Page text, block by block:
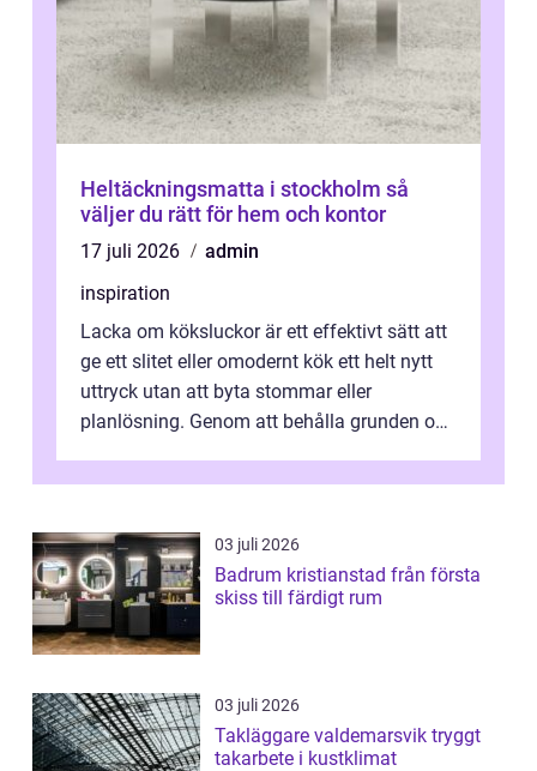
Heltäckningsmatta i stockholm så
väljer du rätt för hem och kontor
17 juli 2026
admin
inspiration
Lacka om köksluckor är ett effektivt sätt att
ge ett slitet eller omodernt kök ett helt nytt
uttryck utan att byta stommar eller
planlösning. Genom att behålla grunden och
03 juli 2026
Badrum kristianstad från första
skiss till färdigt rum
03 juli 2026
Takläggare valdemarsvik tryggt
takarbete i kustklimat